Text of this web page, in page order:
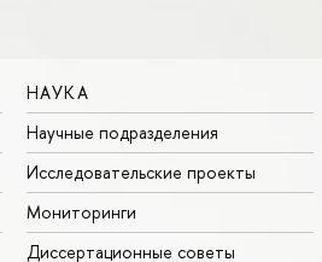
НАУКА
Научные подразделения
Исследовательские проекты
Мониторинги
Диссертационные советы